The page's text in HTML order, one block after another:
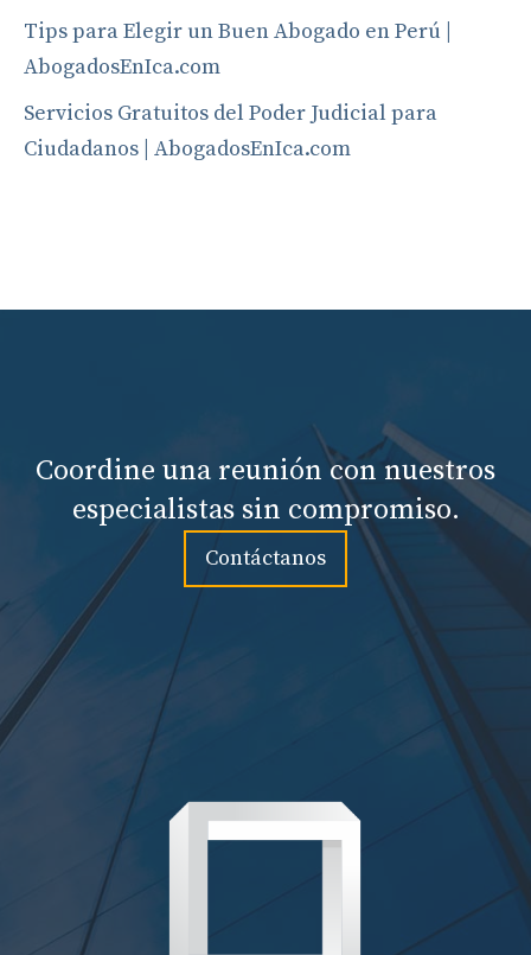
Tips para Elegir un Buen Abogado en Perú |
AbogadosEnIca.com
Servicios Gratuitos del Poder Judicial para
Ciudadanos | AbogadosEnIca.com
Coordine una reunión con nuestros
especialistas sin compromiso.
Contáctanos